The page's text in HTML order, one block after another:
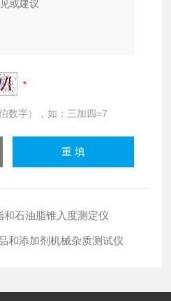
数字），如：三加四=7
和石油脂锥入度测定仪
和添加剂机械杂质测试仪